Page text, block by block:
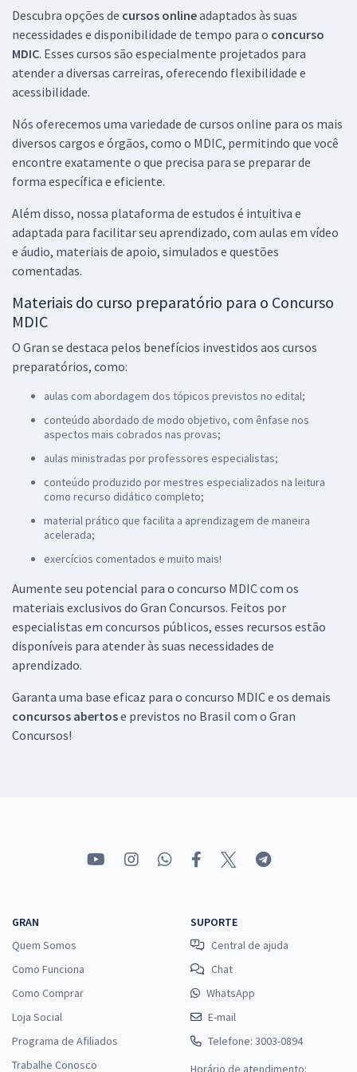
Descubra opções de cursos onlineadaptados às suas
necessidades e disponibilidade de tempo para o concurso
MDIC. Esses cursos são especialmente projetados para
atender a diversas carreiras, oferecendo flexibilidade e
acessibilidade.
Nós oferecemos uma variedade de cursos online para os mais
diversos cargos e órgãos, como o MDIC, permitindo que você
encontre exatamente o que precisa para se preparar de
forma específica e eficiente.
Além disso, nossa plataforma de estudos é intuitiva e
adaptada para facilitar seu aprendizado, com aulas em vídeo
e áudio, materiais de apoio, simulados e questões
comentadas.
Materiais do curso preparatório para o Concurso
MDIC
O Gran se destaca pelos benefícios investidos aos cursos
preparatórios, como:
aulas com abordagem dos tópicos previstos no edital;
conteúdo abordado de modo objetivo, com ênfase nos
aspectos mais cobrados nas provas;
aulas ministradas por professores especialistas;
conteúdo produzido por mestres especializados na leitura
como recurso didático completo;
material prático que facilita a aprendizagem de maneira
acelerada;
exercícios comentados e muito mais!
Aumente seu potencial para o concurso MDIC com os
materiais exclusivos do Gran Concursos. Feitos por
especialistas em concursos públicos, esses recursos estão
disponíveis para atender às suas necessidades de
aprendizado.
Garanta uma base eficaz para o concurso MDIC e os demais
concursos abertose previstos no Brasil com o Gran
Concursos!
GRAN
Quem Somos
Como Funciona
Como Comprar
Loja Social
Programa de Afiliados
Trabalhe Conosco
SUPORTE
Central de ajuda
Chat
WhatsApp
E-mail
Telefone: 3003-0894
Horário de atendimento: